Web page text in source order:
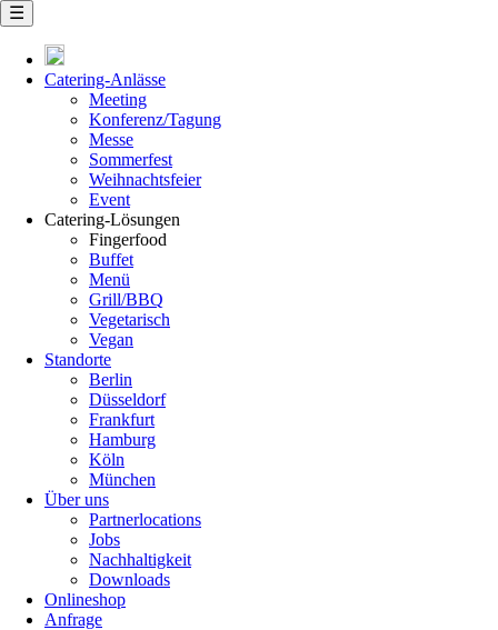
☰
überspringen
Catering-Anlässe
Meeting
Konferenz/Tagung
Messe
Sommerfest
Weihnachtsfeier
Event
Catering-Lösungen
Fingerfood
Buffet
Menü
Grill/BBQ
Vegetarisch
Vegan
Standorte
Berlin
Düsseldorf
Frankfurt
Hamburg
Köln
München
Über uns
Partnerlocations
Jobs
Nachhaltigkeit
Downloads
Onlineshop
Anfrage